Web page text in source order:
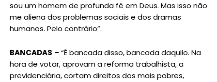
sou um homem de profunda fé em Deus. Mas isso não
me aliena dos problemas sociais e dos dramas
humanos. Pelo contrário”.
BANCADAS – “É bancada disso, bancada daquilo. Na
hora de votar, aprovam a reforma trabalhista, a
previdenciária, cortam direitos dos mais pobres,